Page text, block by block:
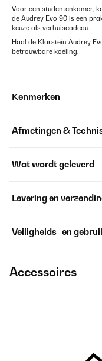
Voor een studentenkamer,
de Audrey Evo 90 is een
keuze als verhuiscadeau.
Haal de Klarstein Audrey
betrouwbare koeling.
Kenmerken
Afmetingen &
Wat wordt geleverd
Levering en
Veiligheids- en
Accessoires